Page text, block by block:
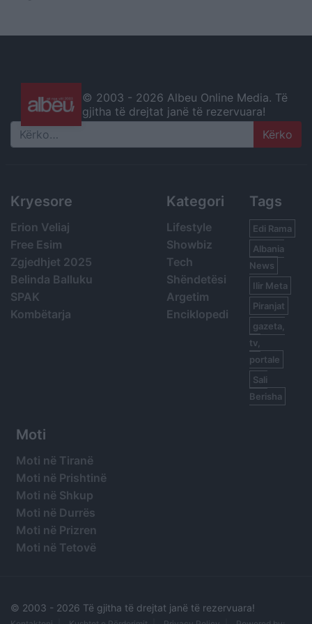
© 2003 - 2026 Albeu Online Media. Të
gjitha të drejtat janë të rezervuara!
Search
Kryesore
Erion Veliaj
Free Esim
Zgjedhjet 2025
Belinda Balluku
SPAK
Kombëtarja
Kategori
Lifestyle
Showbiz
Tech
Shëndetësi
Argetim
Enciklopedi
Tags
Edi Rama
Albania
News
Ilir Meta
Piranjat
gazeta,
tv,
portale
Sali
Berisha
Moti
Moti në Tiranë
Moti në Prishtinë
Moti në Shkup
Moti në Durrës
Moti në Prizren
Moti në Tetovë
© 2003 - 2026 Të gjitha të drejtat janë të rezervuara!